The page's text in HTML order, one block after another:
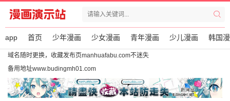
app 首页 少年漫画 少女漫画 青年漫画 少儿漫画 韩国
域名随时更换，收藏发布页manhuafabu.com不迷失
备用地址www.budingmh01.com